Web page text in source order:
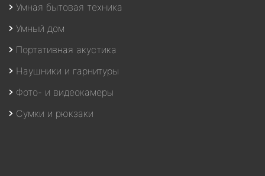
Умная бытовая техника
Умный дом
Портативная акустика
Наушники и гарнитуры
Фото- и видеокамеры
Сумки и рюкзаки